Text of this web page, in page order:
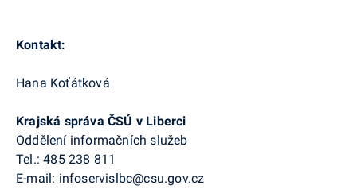
Kontakt:
Hana Koťátková
Krajská správa ČSÚ v Liberci
Oddělení informačních služeb
Tel.: 485 238 811
E-mail: infoservislbc@csu.gov.cz